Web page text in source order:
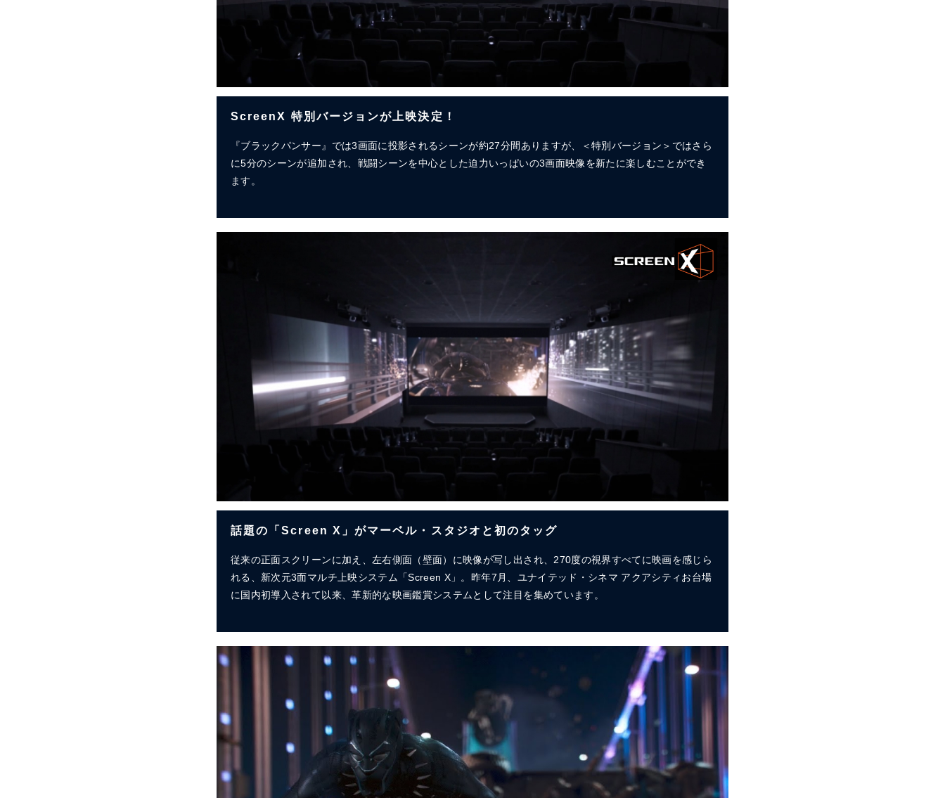
ScreenX 特別バージョンが上映決定！
『ブラックパンサー』では3画面に投影されるシーンが約27分間ありますが、＜特別バージョン＞ではさら
に5分のシーンが追加され、戦闘シーンを中心とした迫力いっぱいの3画面映像を新たに楽しむことができ
ます。
話題の「Screen X」がマーベル・スタジオと初のタッグ
従来の正面スクリーンに加え、左右側面（壁面）に映像が写し出され、270度の視界すべてに映画を感じら
れる、新次元3面マルチ上映システム「Screen X」。昨年7月、ユナイテッド・シネマ アクアシティお台場
に国内初導入されて以来、革新的な映画鑑賞システムとして注目を集めています。